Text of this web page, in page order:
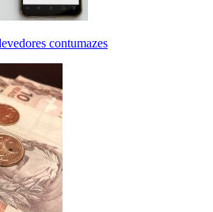
contumazes